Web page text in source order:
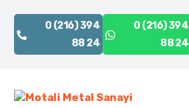
0 (216) 394
88 24
0 (216) 394
88 24